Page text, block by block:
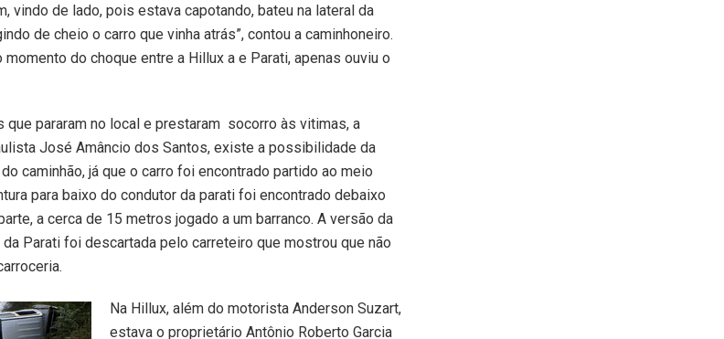
vindo de lado, pois estava capotando, bateu na lateral da
de cheio o carro que vinha atrás”, contou a caminhoneiro.
momento do choque entre a Hillux a e Parati, apenas ouviu o
pararam no local e prestaram socorro às vitimas, a
José Amâncio dos Santos, existe a possibilidade da
caminhão, já que o carro foi encontrado partido ao meio
para baixo do condutor da parati foi encontrado debaixo
a cerca de 15 metros jogado a um barranco. A versão da
Parati foi descartada pelo carreteiro que mostrou que não
Na Hillux, além do motorista Anderson Suzart,
estava o proprietário Antônio Roberto Garcia